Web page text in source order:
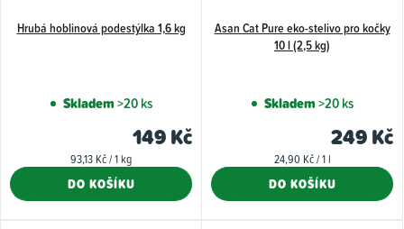
Hrubá hoblinová podestýlka 1,6 kg
Skladem>20 ks
149 Kč
Měrná
93,13 Kč / 1 kg
DO KOŠÍKU
Asan Cat Pure eko-stelivo pro kočky
10 l (2,5 kg)
Skladem>20 ks
249 Kč
Měrná
24,90 Kč / 1 l
DO KOŠÍKU